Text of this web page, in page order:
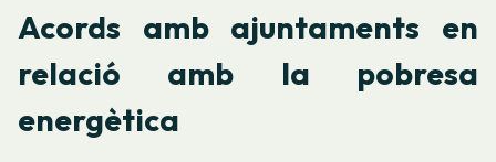
Acords amb ajuntaments en
relació amb la pobresa
energètica